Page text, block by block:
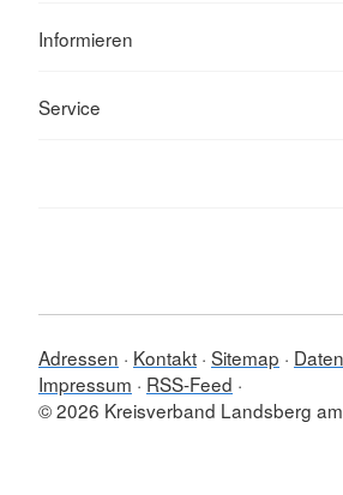
Informieren
Service
Adressen Kontakt Sitemap
Impressum
RSS-Feed
© 2026 Kreisverband Landsberg